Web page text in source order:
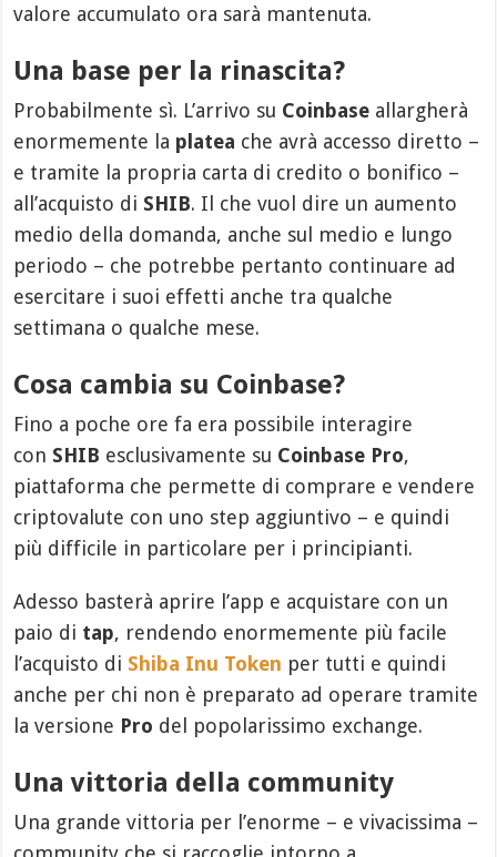
valore accumulato ora sarà mantenuta.
Una base per la rinascita?
Probabilmente sì. L’arrivo su Coinbase allargherà
enormemente la platea che avrà accesso diretto –
e tramite la propria carta di credito o bonifico –
all’acquisto di SHIB. Il che vuol dire un aumento
medio della domanda, anche sul medio e lungo
periodo – che potrebbe pertanto continuare ad
esercitare i suoi effetti anche tra qualche
settimana o qualche mese.
Cosa cambia su Coinbase?
Fino a poche ore fa era possibile interagire
con SHIB esclusivamente su Coinbase Pro,
piattaforma che permette di comprare e vendere
criptovalute con uno step aggiuntivo – e quindi
più difficile in particolare per i principianti.
Adesso basterà aprire l’app e acquistare con un
paio di tap, rendendo enormemente più facile
l’acquisto di Shiba Inu Token per tutti e quindi
anche per chi non è preparato ad operare tramite
la versione Pro del popolarissimo exchange.
Una vittoria della community
Una grande vittoria per l’enorme – e vivacissima –